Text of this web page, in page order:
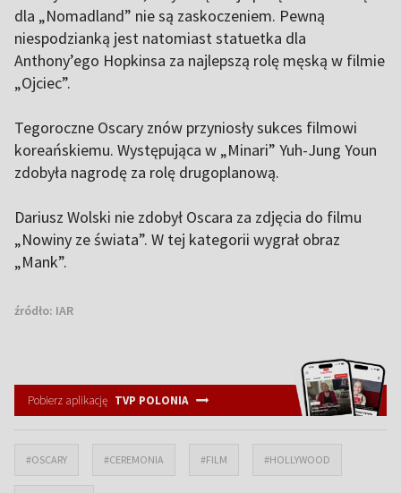
dla „Nomadland” nie są zaskoczeniem. Pewną
niespodzianką jest natomiast statuetka dla
Anthony’ego Hopkinsa za najlepszą rolę męską w filmie
„Ojciec”.
Tegoroczne Oscary znów przyniosły sukces filmowi
koreańskiemu. Występująca w „Minari” Yuh-Jung Youn
zdobyła nagrodę za rolę drugoplanową.
Dariusz Wolski nie zdobył Oscara za zdjęcia do filmu
„Nowiny ze świata”. W tej kategorii wygrał obraz
„Mank”.
źródło: IAR
Pobierz aplikację TVP POLONIA
#OSCARY #CEREMONIA #FILM #HOLLYWOOD